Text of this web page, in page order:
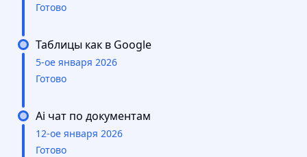
Готово
Таблицы как в Google
5-ое января 2026
Готово
Ai чат по документам
12-ое января 2026
Готово